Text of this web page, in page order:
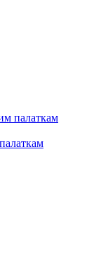
палаткам